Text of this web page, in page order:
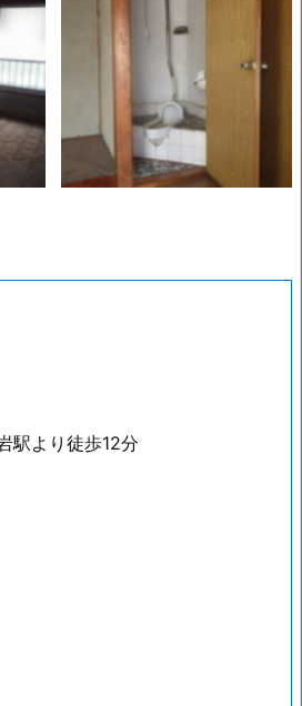
駅より徒歩12分